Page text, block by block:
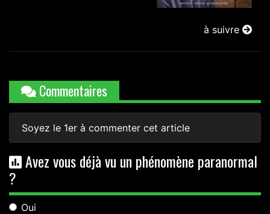
à suivre
Commentaires
Soyez le 1er à commenter cet article
Avez vous déjà vu un phénomène paranormal
?
Oui